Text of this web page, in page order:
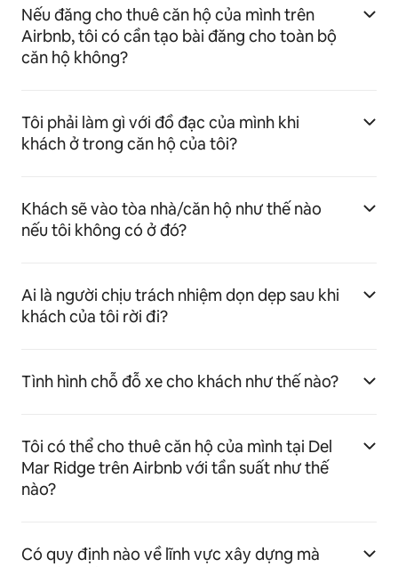
Nếu đăng cho thuê căn hộ của mình trên
Airbnb, tôi có cần tạo bài đăng cho toàn bộ
căn hộ không?
Tôi phải làm gì với đồ đạc của mình khi
khách ở trong căn hộ của tôi?
Khách sẽ vào tòa nhà/căn hộ như thế nào
nếu tôi không có ở đó?
Ai là người chịu trách nhiệm dọn dẹp sau khi
khách của tôi rời đi?
Tình hình chỗ đỗ xe cho khách như thế nào?
Tôi có thể cho thuê căn hộ của mình tại Del
Mar Ridge trên Airbnb với tần suất như thế
nào?
Có quy định nào về lĩnh vực xây dựng mà